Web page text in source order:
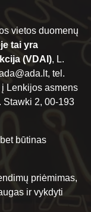
vietos duomenų
tai yra
(VDAI), L.
tel.
Lenkijos asmens
Stawki 2, 00-193
būtinas
priėmimas,
ir vykdyti